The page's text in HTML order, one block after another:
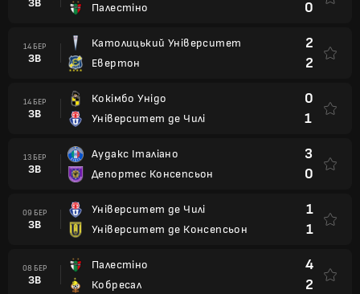
Палестіно
0
14 БЕР
ЗВ
Католицький Університет
Евертон
2
2
14 БЕР
ЗВ
Кокімбо Унідо
Університет де Чилі
0
1
13 БЕР
ЗВ
Аудакс Італіано
Депортес Консепсьон
3
0
09 БЕР
ЗВ
Університет де Чилі
Університет де Консепсьон
1
1
08 БЕР
ЗВ
Палестіно
Кобресал
4
2